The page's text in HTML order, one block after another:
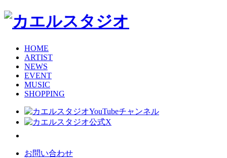
HOME
ARTIST
NEWS
EVENT
MUSIC
SHOPPING
お問い合わせ